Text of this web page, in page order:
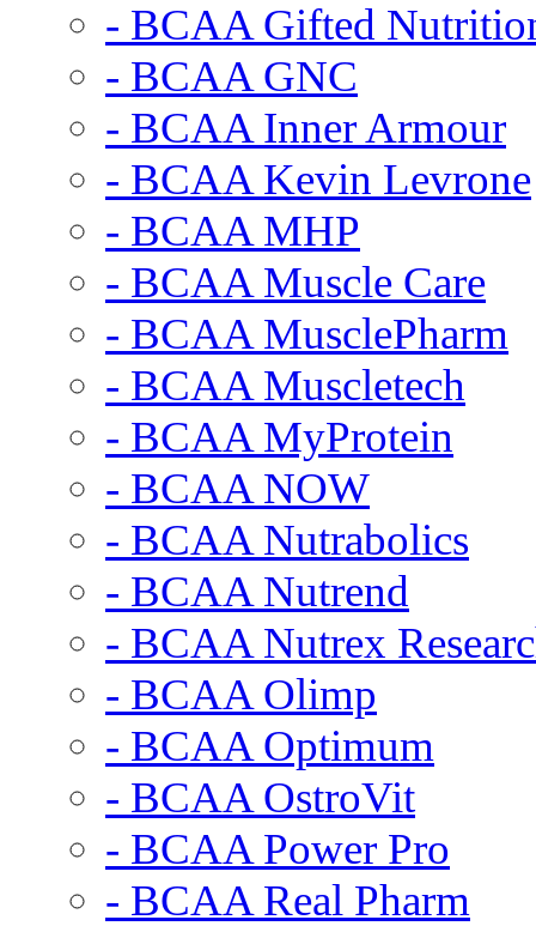
- BCAA Gifted
- BCAA GNC
- BCAA Inner Armour
- BCAA Kevin Levrone
- BCAA MHP
- BCAA Muscle Care
- BCAA MusclePharm
- BCAA Muscletech
- BCAA MyProtein
- BCAA NOW
- BCAA Nutrabolics
- BCAA Nutrend
- BCAA Nutrex
- BCAA Olimp
- BCAA Optimum
- BCAA OstroVit
- BCAA Power Pro
- BCAA Real Pharm